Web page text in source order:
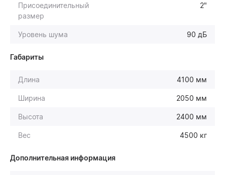
Присоединительный
размер
2"
Уровень шума 90 дБ
Габариты
Длина 4100 мм
Ширина 2050 мм
Высота 2400 мм
Вес 4500 кг
Дополнительная информация